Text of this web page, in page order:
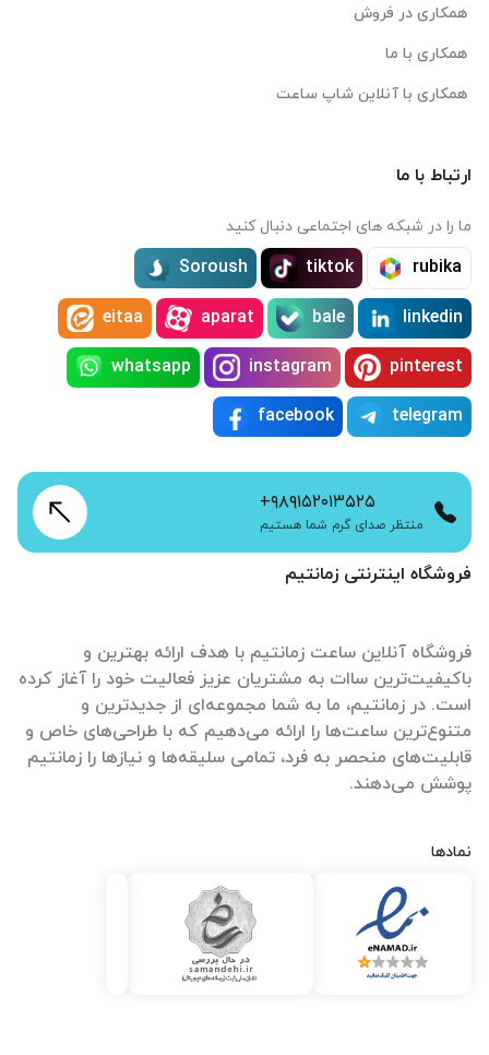
فروشگاه اینترنتی زمانتیم
فروشگاه آنلاین ساعت زمانتیم با هدف ارائه بهترین و
باکیفیت‌ترین ساات‌ به مشتریان عزیز فعالیت خود را آغاز کرده
است. در زمانتیم، ما به شما مجموعه‌ای از جدیدترین و
متنوع‌ترین ساعت‌ها را ارائه می‌دهیم که با طراحی‌های خاص و
قابلیت‌های منحصر به فرد، تمامی سلیقه‌ها و نیازها را زمانتیم
پوشش می‌دهند.
نمادها
همکاری در فروش
همکاری با ما
همکاری با آنلاین شاپ ساعت
ارتباط با ما
ما را در شبکه های اجتماعی دنبال کنید
rubika
tiktok
Soroush
linkedin
bale
aparat
eitaa
pinterest
instagram
whatsapp
telegram
facebook
+۹۸۹۱۵۲۰۱۳۵۲۵
منتظر صدای گرم شما هستیم